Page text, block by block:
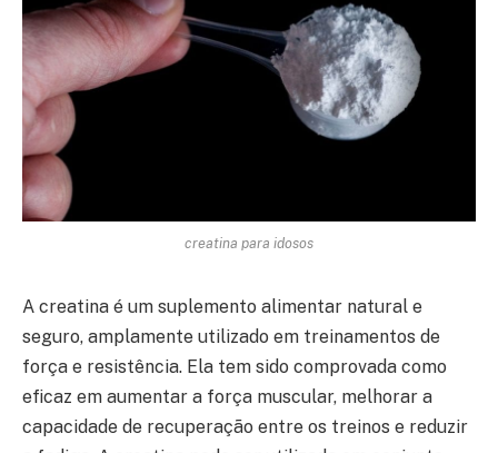
creatina para idosos
A creatina é um suplemento alimentar natural e
seguro, amplamente utilizado em treinamentos de
força e resistência. Ela tem sido comprovada como
eficaz em aumentar a força muscular, melhorar a
capacidade de recuperação entre os treinos e reduzir